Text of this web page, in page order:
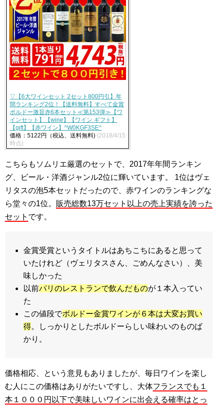
▽【6大ワインセット 2セット800円引】年
間ランキング2位！【送料無料】すべて金賞
ボルドー激旨赤6本セット≪第153弾≫【ワ
インセット】【wine】【ワイン ギフト】
【gift】【赤ワイン】^W0KGF3SE^
価格：5122円（税込、送料無料) (2018/4/15
時点)
こちらもソムリエ厳選のセットで、2017年年間ランキン
グ、ビール・洋酒ジャンル2位に輝いています。 1位はヴェ
リタスの泡5本セットだったので、赤ワインのランキングな
ら堂々の1位。 販売総数13万セット以上の売上実績を誇った
セット です。
金賞受賞というタイトルはあちこちにあると思って
いたけれど（ヴェリタスさん、ごめんなさい）、美
味しかった
以前パリのレストランで飲んだものが１本入ってい
た
この値段でボルドー金賞ワインが６本は大変お買い
得。しっかりとしたボルドーらしい味わいのものば
かり。
価格相応、という意見もありましたが、毎日ワインを楽し
む人にこの価格はありがたいですし、大体フランスでも１
本１０００円以下で美味しいワインに出会える確率はとっ